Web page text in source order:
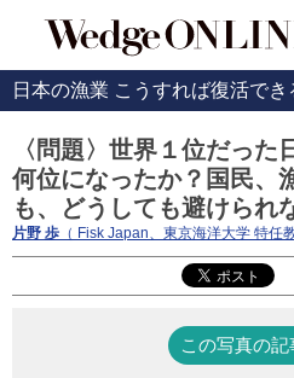
日本の漁業 こうすれば復活でき
〈問題〉世界１位だった
何位になったか？国民、
も、どうしても避けられ
片野 歩 （ Fisk Japan、東京海洋大学 特任教
この写真の記